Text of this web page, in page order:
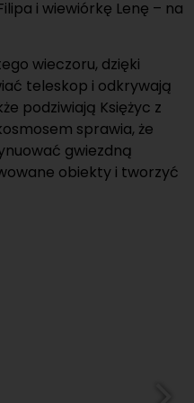
i wiewiórkę Lenę – na
wieczoru, dzięki
teleskop i odkrywają
podziwiają Księżyc z
sprawia, że
gwiezdną
obiekty i tworzyć